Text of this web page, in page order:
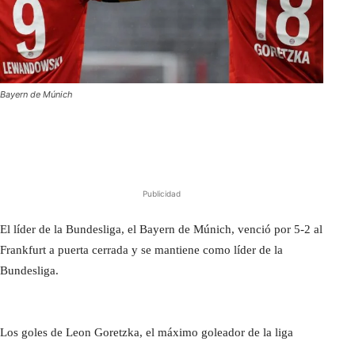
Bayern de Múnich
Publicidad
El líder de la Bundesliga, el Bayern de Múnich, venció por 5-2 al
Frankfurt a puerta cerrada y se mantiene como líder de la
Bundesliga.
Los goles de Leon Goretzka, el máximo goleador de la liga